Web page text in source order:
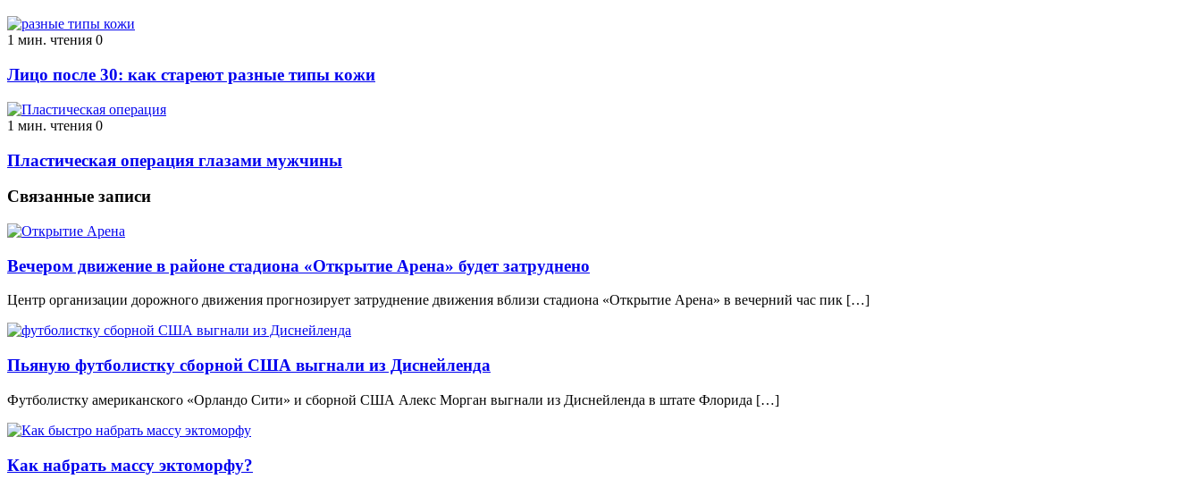
1 мин. чтения 0
Лицо после 30: как стареют разные типы кожи
1 мин. чтения 0
Пластическая операция глазами мужчины
Связанные записи
Вечером движение в районе стадиона «Открытие Арена» будет затруднено
Центр организации дорожного движения прогнозирует затруднение движения вблизи стадиона «Открытие Арена» в вечерний час пик […]
Пьяную футболистку сборной США выгнали из Диснейленда
Футболистку американского «Орландо Сити» и сборной США Алекс Морган выгнали из Диснейленда в штате Флорида […]
Как набрать массу эктоморфу?